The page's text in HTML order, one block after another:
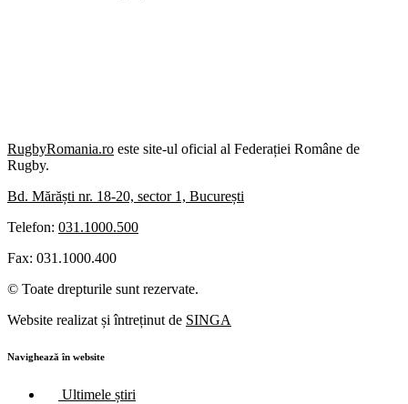
RugbyRomania.ro este site-ul oficial al Federației Române de
Rugby.
Bd. Mărăști nr. 18-20, sector 1, București
Telefon: 031.1000.500
Fax: 031.1000.400
© Toate drepturile sunt rezervate.
Website realizat și întreținut de SINGA
Navighează în website
Ultimele știri